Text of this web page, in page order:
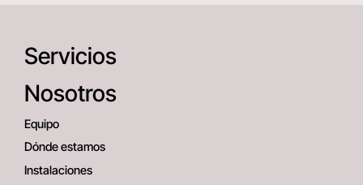
Servicios
Nosotros
Equipo
Dónde estamos
Instalaciones